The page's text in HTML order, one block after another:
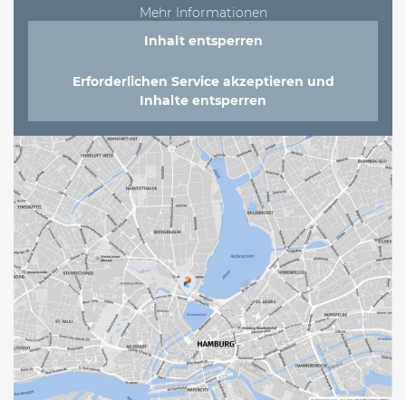
Mehr Informationen
Inhalt entsperren
Erforderlichen Service akzeptieren und
Inhalte entsperren